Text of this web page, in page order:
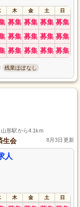
木 金 土 日
募集 募集 募集 募集
募集 募集 募集 募集
募集 募集 募集 募集
残業ほぼなし
形駅から4.1km
生会 8月3日更新
人
木 金 土 日